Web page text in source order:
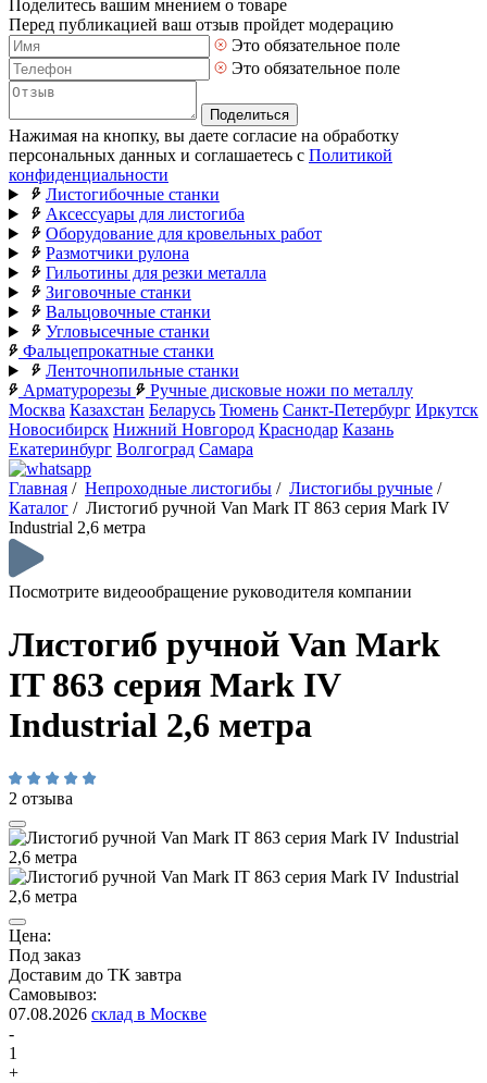
Поделитесь вашим мнением о товаре
Перед публикацией ваш отзыв пройдет модерацию
Это обязательное поле
Это обязательное поле
Поделиться
Нажимая на кнопку, вы даете согласие на обработку
персональных данных и соглашаетесь с Политикой
конфиденциальности
Листогибочные станки
Аксессуары для листогиба
Оборудование для кровельных работ
Размотчики рулона
Гильотины для резки металла
Зиговочные станки
Вальцовочные станки
Угловысечные станки
Фальцепрокатные станки
Ленточнопильные станки
Арматурорезы
Ручные дисковые ножи по металлу
Москва Казахстан Беларусь Тюмень Санкт-Петербург Иркутск
Новосибирск Нижний Новгород Краснодар Казань
Екатеринбург Волгоград Самара
Главная / Непроходные листогибы / Листогибы ручные /
Каталог / Листогиб ручной Van Mark IT 863 серия Mark IV
Industrial 2,6 метра
Посмотрите видеообращение руководителя компании
Листогиб ручной Van Mark
IT 863 серия Mark IV
Industrial 2,6 метра
2 отзыва
Цена:
Под заказ
Доставим до ТК завтра
Самовывоз:
07.08.2026 склад в Москве
-
1
+